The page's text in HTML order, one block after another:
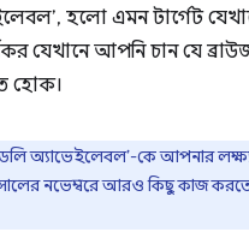
হলো এমন টার্গেট
যেখানে আপনি চান যে
হোক।
অ্যাভেইলেবল’-কে আপনার লক্ষ্য
নভেম্বরে আরও কিছু কাজ